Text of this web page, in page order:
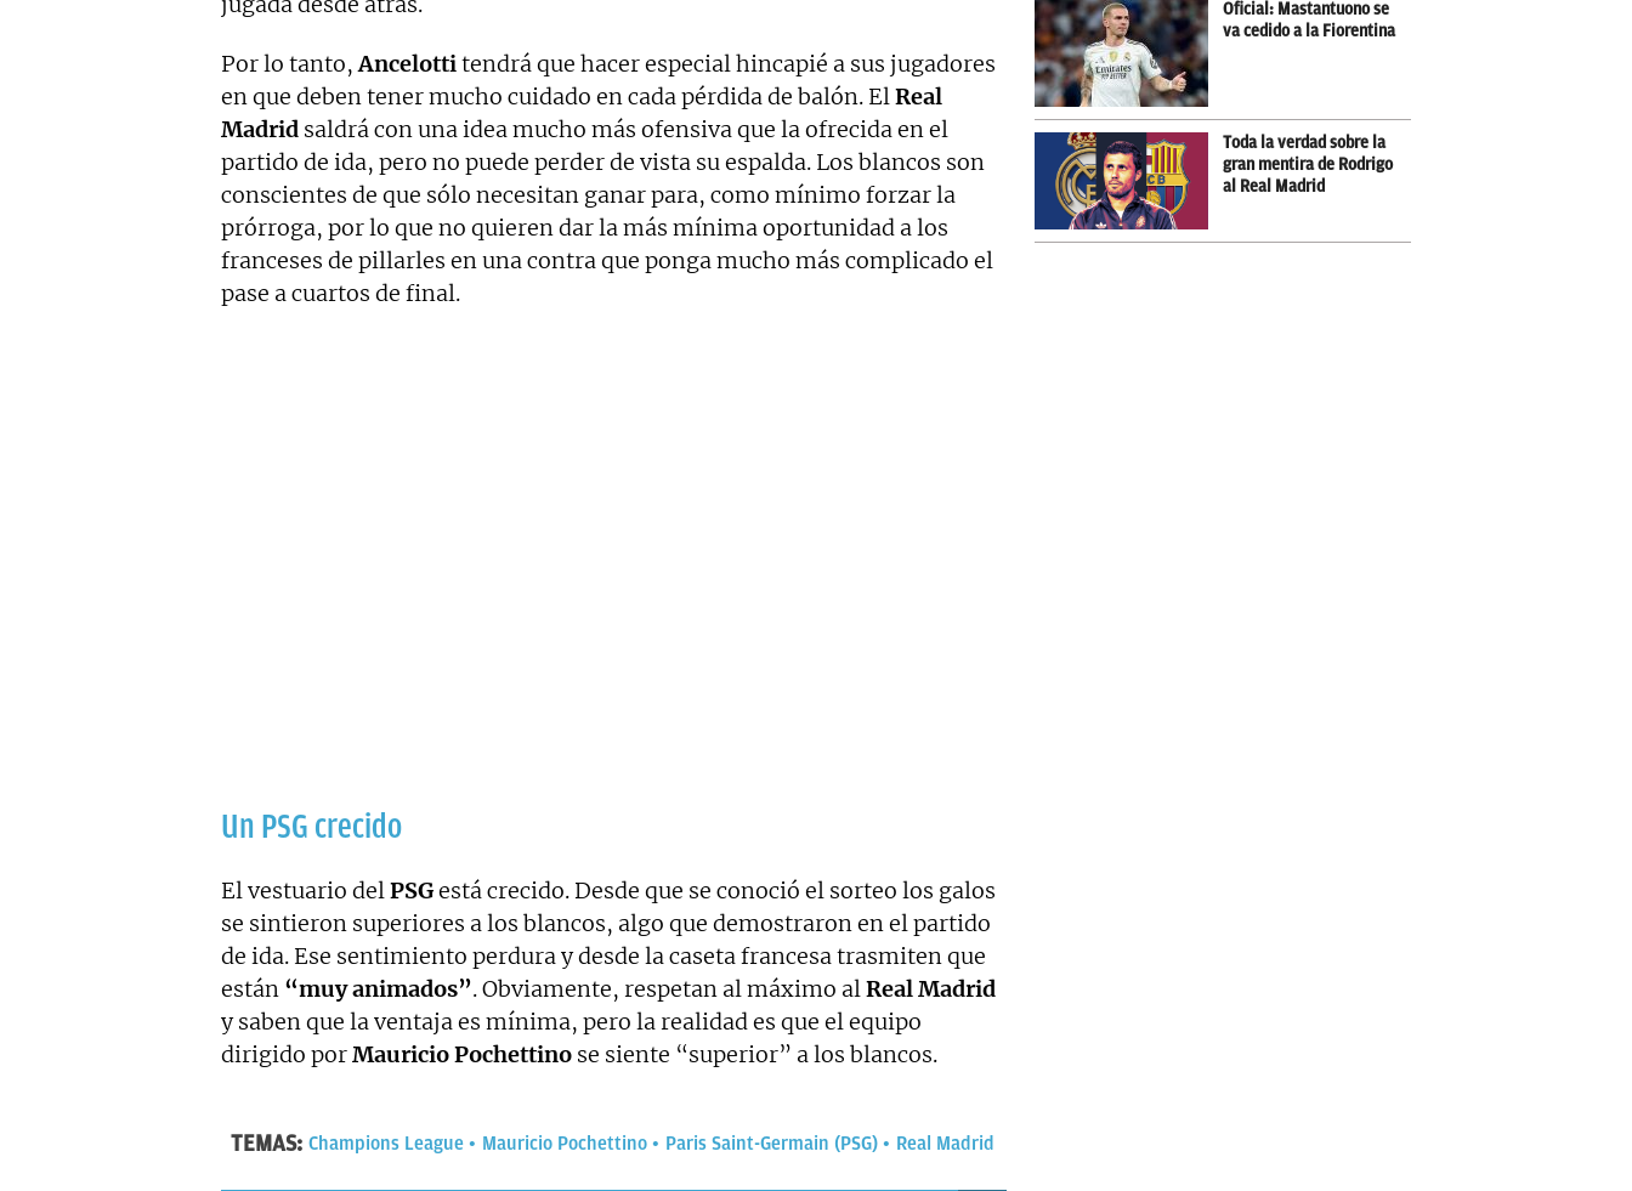
Por lo tanto,Ancelottitendrá que hacer especial hincapié a sus jugadores
en que deben tener mucho cuidado en cada pérdida de balón. ElReal
Madrid saldrá con una idea mucho más ofensiva que la ofrecida en el
partido de ida, pero no puede perder de vista su espalda. Los blancos son
conscientes de que sólo necesitan ganar para, como mínimo forzar la
prórroga, por lo que no quieren dar la más mínima oportunidad a los
franceses de pillarles en una contra que ponga mucho más complicado el
pase a cuartos de final.
Un PSG crecido
El vestuario delPSGestá crecido. Desde que se conoció el sorteo los galos
se sintieron superiores a los blancos, algo que demostraron en el partido
de ida. Ese sentimiento perdura y desde la caseta francesa trasmiten que
están “muy animados”. Obviamente, respetan al máximo alReal Madrid
y saben que la ventaja es mínima, pero la realidad es que el equipo
dirigido porMauricio Pochettino se siente “superior” a los blancos.
TEMAS: Champions League Mauricio Pochettino Paris Saint-Germain (PSG) Real Madrid
Oficial: Mastantuono se
va cedido a la Fiorentina
Toda la verdad sobre la
gran mentira de Rodrigo
al Real Madrid